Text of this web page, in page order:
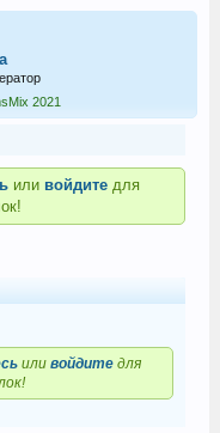
2021
или войдите для
или войдите для